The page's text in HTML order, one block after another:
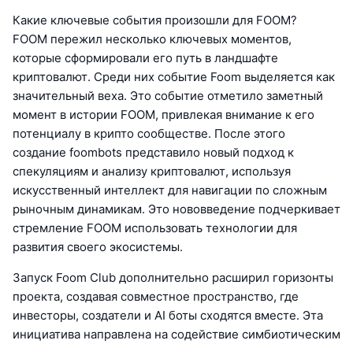
Какие ключевые события произошли для FOOM?
FOOM пережил несколько ключевых моментов,
которые сформировали его путь в ландшафте
криптовалют. Среди них событие Foom выделяется как
значительный веха. Это событие отметило заметный
момент в истории FOOM, привлекая внимание к его
потенциалу в крипто сообществе. После этого
создание foombots представило новый подход к
спекуляциям и анализу криптовалют, используя
искусственный интеллект для навигации по сложным
рыночным динамикам. Это нововведение подчеркивает
стремление FOOM использовать технологии для
развития своего экосистемы.
Запуск Foom Club дополнительно расширил горизонты
проекта, создавая совместное пространство, где
инвесторы, создатели и AI боты сходятся вместе. Эта
инициатива направлена на содействие симбиотическим